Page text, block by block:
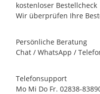
kostenloser Bestellcheck
Wir überprüfen Ihre
Persönliche Beratung
Chat / WhatsApp /
Telefonsupport
Mo Mi Do Fr. 02838-